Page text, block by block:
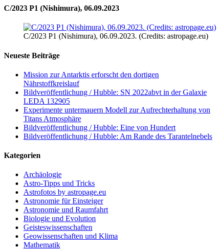
C/2023 P1 (Nishimura), 06.09.2023
C/2023 P1 (Nishimura), 06.09.2023. (Credits: astropage.eu)
Neueste Beiträge
Mission zur Antarktis erforscht den dortigen
Nährstoffkreislauf
Bildveröffentlichung / Hubble: SN 2022abvt in der Galaxie
LEDA 132905
Experimente untermauern Modell zur Aufrechterhaltung von
Titans Atmosphäre
Bildveröffentlichung / Hubble: Eine von Hundert
Bildveröffentlichung / Hubble: Am Rande des Tarantelnebels
Kategorien
Archäologie
Astro-Tipps und Tricks
Astrofotos by astropage.eu
Astronomie für Einsteiger
Astronomie und Raumfahrt
Biologie und Evolution
Geisteswissenschaften
Geowissenschaften und Klima
Mathematik